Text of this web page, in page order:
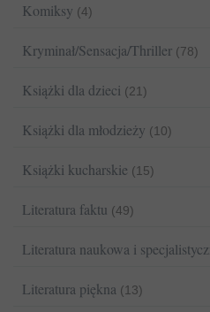
Komiksy (4)
Kryminał/Sensacja/Thriller (78)
Książki dla dzieci (21)
Książki dla młodzieży (10)
Książki kucharskie (15)
Literatura faktu (49)
Literatura naukowa i
Literatura piękna (13)